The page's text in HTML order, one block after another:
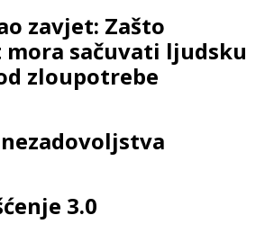
zavjet: Zašto
sačuvati ljudsku
zloupotrebe
3.0